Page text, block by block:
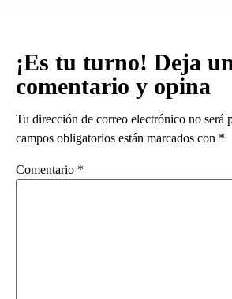
¡Es tu turno! Deja
comentario y opina
Tu dirección de correo electrónico no será
campos obligatorios están marcados con *
Comentario *